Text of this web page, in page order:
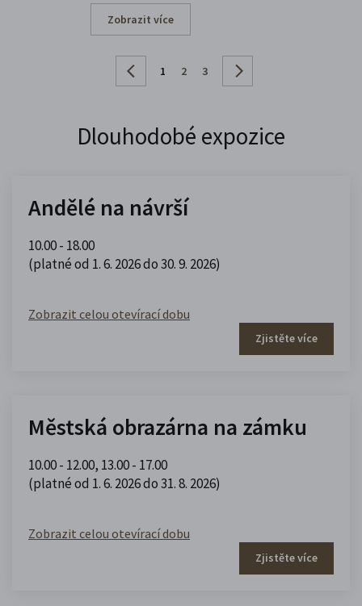
Zobrazit více
1 2 3
Dlouhodobé expozice
Andělé na návrší
10.00 - 18.00
(platné od 1. 6. 2026 do 30. 9. 2026)
Zobrazit celou otevírací dobu
Zjistěte více
Městská obrazárna na zámku
10.00 - 12.00, 13.00 - 17.00
(platné od 1. 6. 2026 do 31. 8. 2026)
Zobrazit celou otevírací dobu
Zjistěte více